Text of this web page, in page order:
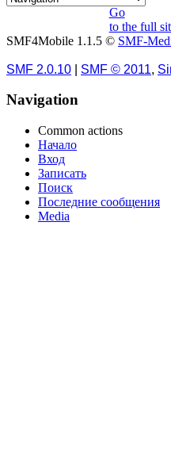
Go
to the full
SMF4Mobile 1.1.5 © SMF-
SMF 2.0.10 SMF © 2011,
Navigation
Common actions
Начало
Вход
Записать
Поиск
Последние сообщения
Media